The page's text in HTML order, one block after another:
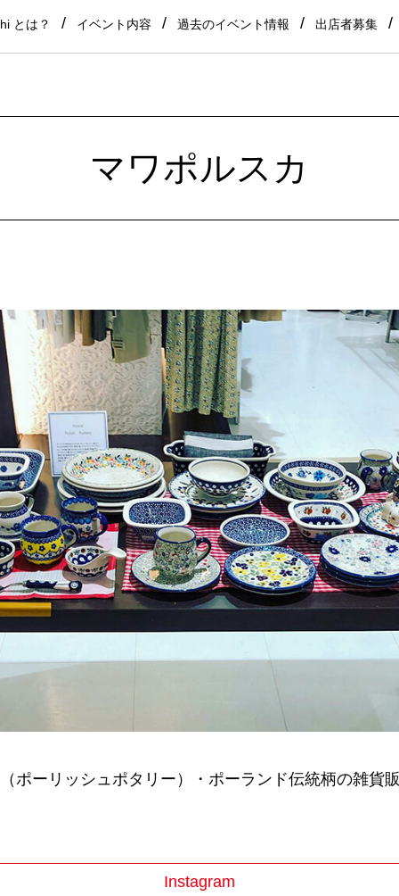
とは？ イベント内容 過去のイベント情報 出店者募集
マワポルスカ
ポーリッシュポタリー）・ポーランド伝統柄の雑貨
Instagram